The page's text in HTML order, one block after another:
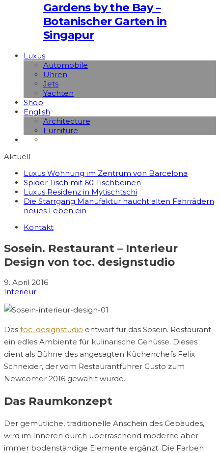
Gardens by the Bay –
Botanischer Garten in
Singapur
Luxus
Automobile
Uhren
Jets
Yachten
Shop
English
Architecture
Furniture
Aktuell
Luxus Wohnung im Zentrum von Barcelona
Spider Tisch mit 60 Tischbeinen
Luxus Residenz in Mytischtschi
Die Starrgang Manufaktur haucht alten Fahrrädern
neues Leben ein
Kontakt
Sosein. Restaurant – Interieur
Design von toc. designstudio
9. April 2016
Interieur
Das toc. designstudio entwarf für das Sosein. Restaurant
ein edles Ambiente für kulinarische Genüsse. Dieses
dient als Bühne des angesagten Küchenchefs Felix
Schneider, der vom Restaurantführer Gusto zum
Newcomer 2016 gewählt wurde.
Das Raumkonzept
Der gemütliche, traditionelle Anschein des Gebäudes,
wird im Inneren durch überraschend moderne aber
immer bodenständige Elemente ergänzt. Die Farben